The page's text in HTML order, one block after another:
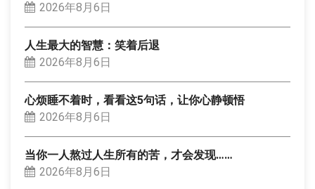
2026年8月6日
人生最大的智慧：笑着后退
2026年8月6日
心烦睡不着时，看看这5句话，让你心静顿悟
2026年8月6日
当你一人熬过人生所有的苦，才会发现……
2026年8月6日